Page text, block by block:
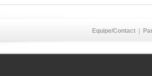
Equipe/Contact